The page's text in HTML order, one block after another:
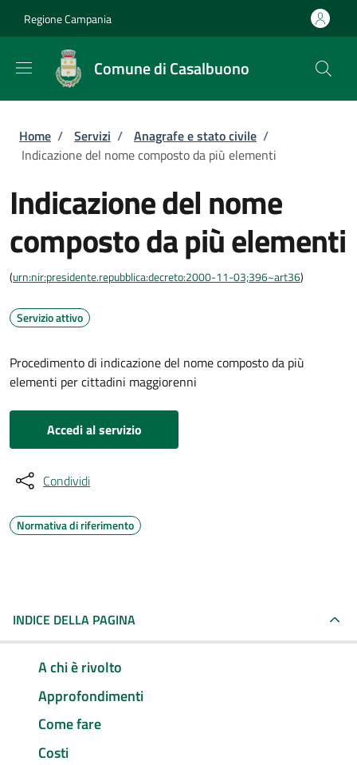
Regione Campania
Comune di Casalbuono
Briciole di pane
Home / Servizi / Anagrafe e stato civile /
Indicazione del nome composto da più elementi
Indicazione del nome
composto da più elementi
(urn:nir:presidente.repubblica:decreto:2000-11-03;396~art36)
Servizio attivo
Procedimento di indicazione del nome composto da più
elementi per cittadini maggiorenni
Accedi al servizio
Condividi
Normativa di riferimento
INDICE DELLA PAGINA
A chi è rivolto
Approfondimenti
Come fare
Costi